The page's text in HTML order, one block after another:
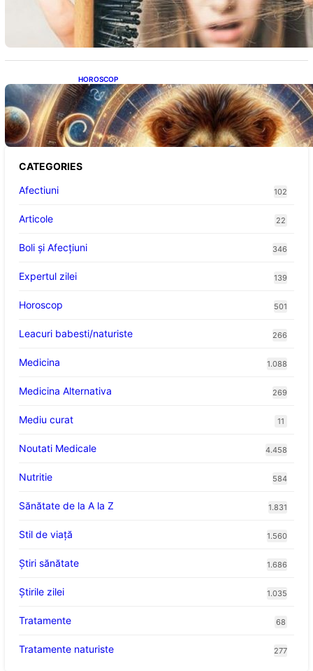
Impactul asupra sănătății tale
HOROSCOP
Portalul Leului 8/8: Oportunități de
Abundență pentru Cinci Zodii în 2026
CATEGORIES
Afectiuni
102
Articole 22
Boli și Afecțiuni 346
Expertul zilei 139
Horoscop 501
Leacuri babesti/naturiste 266
Medicina 1.088
Medicina Alternativa 269
Mediu curat 11
Noutati Medicale 4.458
Nutritie 584
Sănătate de la A la Z 1.831
Stil de viaţă 1.560
Ştiri sănătate 1.686
Știrile zilei 1.035
Tratamente 68
Tratamente naturiste 277